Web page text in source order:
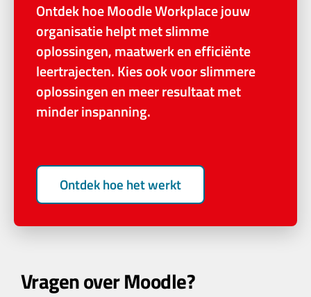
Ontdek hoe Moodle Workplace jouw
organisatie helpt met slimme
oplossingen, maatwerk en efficiënte
leertrajecten. Kies ook voor slimmere
oplossingen en meer resultaat met
minder inspanning.
Ontdek hoe het werkt
Vragen over Moodle?